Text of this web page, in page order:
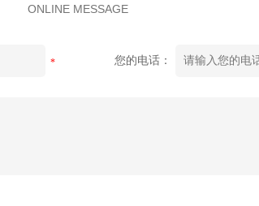
ONLINE MESSAGE
* 您的电话：